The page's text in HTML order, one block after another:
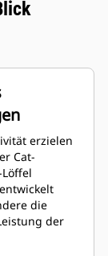
erzielen
Cat-
die
der